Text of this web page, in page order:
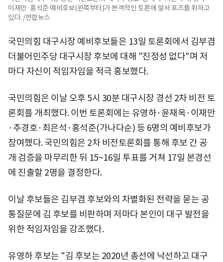
이재만·홍석준 예비후보(왼쪽부터)가 본격적인 토론에 앞서 포즈를 취하고
있다. /연합뉴스
국민의힘 대구시장 예비후보들은 13일 토론회에서 김부겸
더불어민주당 대구시장 후보에 대해 "진정성 없다"며 저
마다 자신이 적임자임을 적극 홍보했다.
국민의힘은 이날 오후 5시 30분 대구시장 경선 2차 비전 토
론회를 개최했다. 이번 토론회에는 유영하·윤재옥·이재만
·추경호·최은석·홍석준(가나다순) 등 6명의 예비후보가
참여했다. 국민의힘은 2차 비전토론회를 통해 후보 간 공
개 검증을 마무리한 뒤 15~16일 투표를 거쳐 17일 본경선
에 진출할 2명을 결정한다.
이날 후보들은 김부겸 후보와의 차별화된 전략을 묻는 공
통질문에 김 후보를 비판하며 저마다 본인이 대구 발전을
위한 적임자임을 강조했다.
유영하 후보는 "김 후보는 2020년 총선에 낙선하고 대구